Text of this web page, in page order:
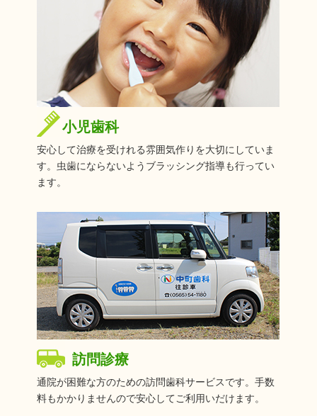
小児歯科
安心して治療を受けれる雰囲気作りを大切にしていま
す。虫歯にならないようブラッシング指導も行ってい
ます。
訪問診療
通院が困難な方のための訪問歯科サービスです。手数
料もかかりませんので安心してご利用いだけます。